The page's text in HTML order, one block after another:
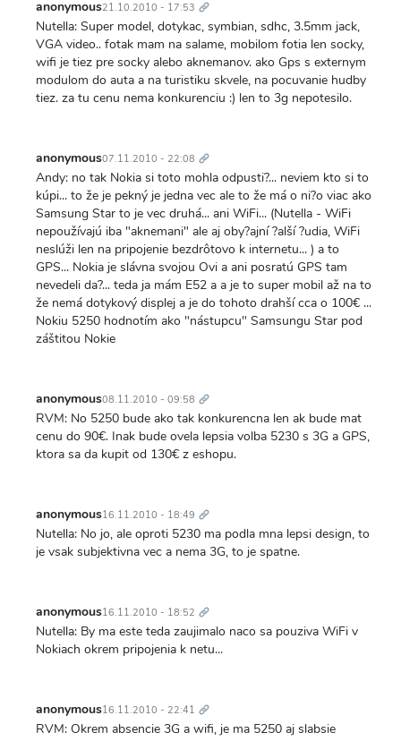
anonymous21.10.2010 - 17:53 odkaz
Nutella: Super model, dotykac, symbian, sdhc, 3.5mm jack,
VGA video.. fotak mam na salame, mobilom fotia len socky,
wifi je tiez pre socky alebo aknemanov. ako Gps s externym
modulom do auta a na turistiku skvele, na pocuvanie hudby
tiez. za tu cenu nema konkurenciu :) len to 3g nepotesilo.
anonymous07.11.2010 - 22:08 odkaz
Andy: no tak Nokia si toto mohla odpusti?... neviem kto si to
kúpi... to že je pekný je jedna vec ale to že má o ni?o viac ako
Samsung Star to je vec druhá... ani WiFi... (Nutella - WiFi
nepoužívajú iba "aknemani" ale aj oby?ajní ?alší ?udia, WiFi
neslúži len na pripojenie bezdrôtovo k internetu... ) a to
GPS... Nokia je slávna svojou Ovi a ani posratú GPS tam
nevedeli da?... teda ja mám E52 a a je to super mobil až na to
že nemá dotykový displej a je do tohoto drahší cca o 100€ ...
Nokiu 5250 hodnotím ako "nástupcu" Samsungu Star pod
záštitou Nokie
anonymous08.11.2010 - 09:58 odkaz
RVM: No 5250 bude ako tak konkurencna len ak bude mat
cenu do 90€. Inak bude ovela lepsia volba 5230 s 3G a GPS,
ktora sa da kupit od 130€ z eshopu.
anonymous16.11.2010 - 18:49 odkaz
Nutella: No jo, ale oproti 5230 ma podla mna lepsi design, to
je vsak subjektivna vec a nema 3G, to je spatne.
anonymous16.11.2010 - 18:52 odkaz
Nutella: By ma este teda zaujimalo naco sa pouziva WiFi v
Nokiach okrem pripojenia k netu...
anonymous16.11.2010 - 22:41 odkaz
RVM: Okrem absencie 3G a wifi, je ma 5250 aj slabsie